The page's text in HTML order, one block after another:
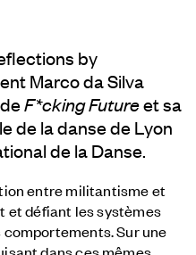
by
Marco da Silva
F*cking Futureet sa
de la danse de Lyon
de la Danse.
entre militantisme et
et défiant les systèmes
Sur une
dans ces mêmes